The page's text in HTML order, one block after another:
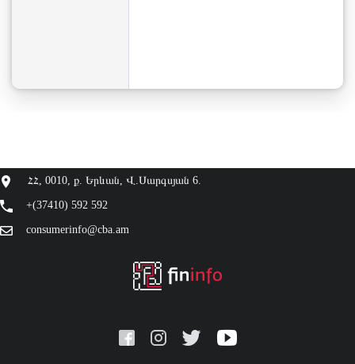
ՀՀ, 0010, ք. Երևան, Վ.Սարգսյան 6.
+(37410) 592 592
consumerinfo@cba.am